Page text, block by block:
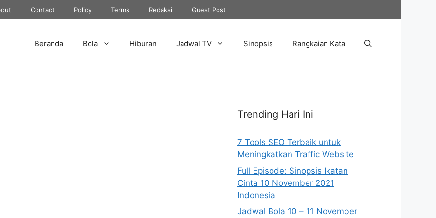
Contact Policy Terms Redaksi Guest Post
Beranda Bola Hiburan Jadwal TV Sinopsis Rangkaian Kata
Trending Hari Ini
7 Tools SEO Terbaik untuk
Meningkatkan Traffic Website
Full Episode: Sinopsis Ikatan
Cinta 10 November 2021
Indonesia
Jadwal Bola 10 – 11 November